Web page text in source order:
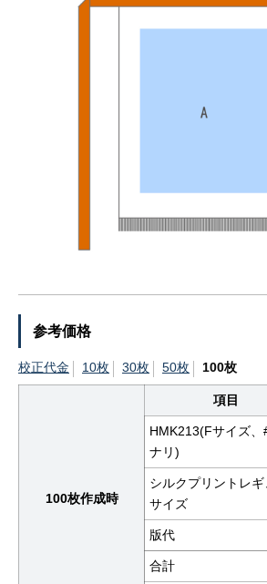
参考価格
校正代金 10枚 30枚 50枚 100枚
100枚作成時
項目
HMK213(Fサイズ、
ナリ)
シルクプリントレギ
サイズ
版代
合計